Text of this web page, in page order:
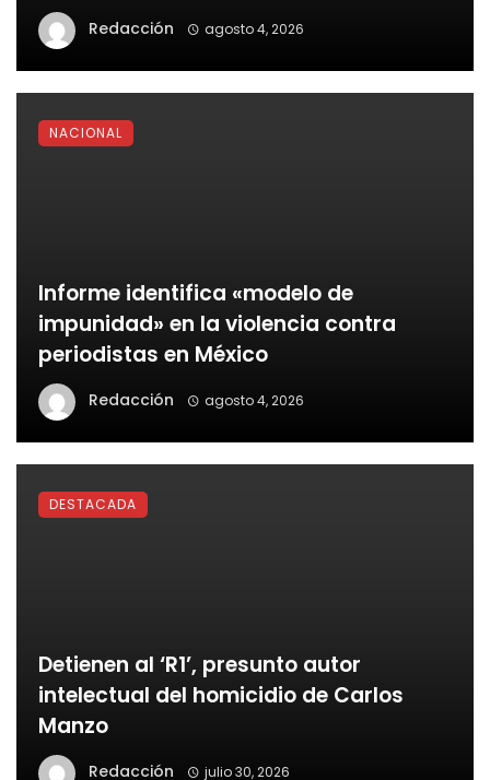
Redacción agosto 4, 2026
Informe identifica «modelo de
impunidad» en la violencia contra
periodistas en México
Redacción agosto 4, 2026
NACIONAL
Detienen al ‘R1’, presunto autor
intelectual del homicidio de Carlos
Manzo
Redacción julio 30, 2026
DESTACADA